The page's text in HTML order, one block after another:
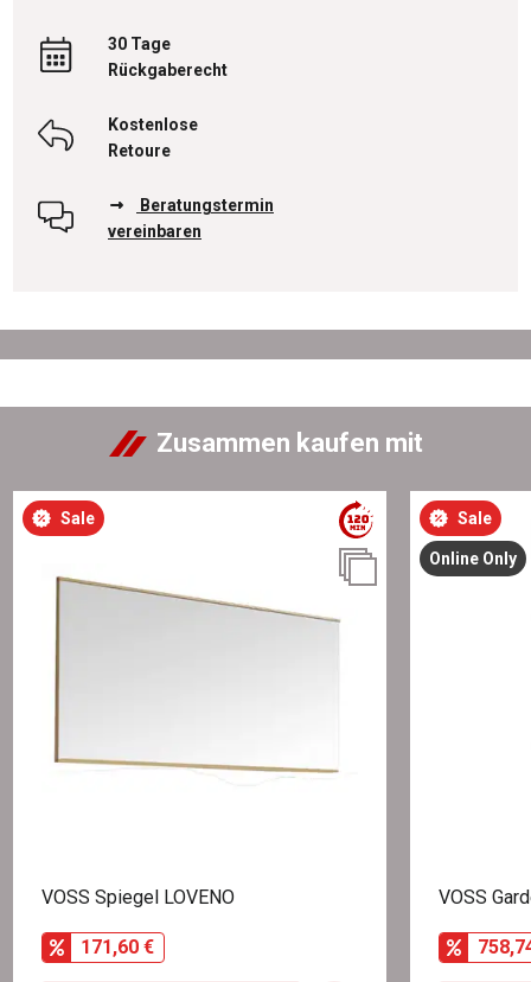
30 Tage
Rückgaberecht
Kostenlose
Retoure
Beratungstermin
vereinbaren
Zusammen kaufen mit
Sale
VOSS Spiegel LOVENO
171,60 €
Sale
Online Only
VOSS